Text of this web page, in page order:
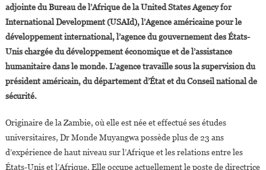
Va
Diriger
L’USAID
En
Afrique
adjointe du Bureau de l’Afrique de la United States Agency for
International Development (USAId), l’Agence américaine pour le
développement international,l’agence du gouvernement des États-
Unis chargée du développement économique et de l’assistance
humanitaire dans le monde. L’agence travaille sous la supervision du
président américain, du département d’État et du Conseil national de
sécurité.
Originaire de la Zambie, où elle est née et effectué ses études
universitaires, Dr Monde Muyangwa possède plus de 23 ans
d’expérience de haut niveau sur l’Afrique et les relations entre les
États-Unis et l’Afrique. Elle occupe actuellement le poste de directrice